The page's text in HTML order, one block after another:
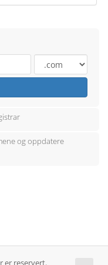
og oppdatere
er reservert.